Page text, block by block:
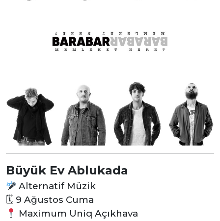
Büyük Ev Ablukada
Alternatif Müzik
🗓 9 Ağustos Cuma
Maximum Uniq Açıkhava